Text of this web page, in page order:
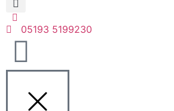
05193 5199230